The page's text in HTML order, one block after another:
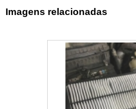
Imagens relacionadas